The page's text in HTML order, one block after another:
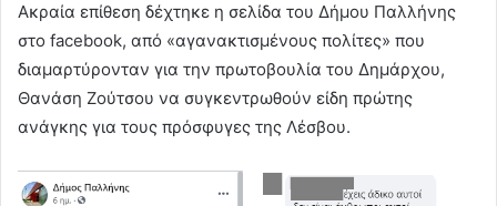
Ακραία επίθεση δέχτηκε η σελίδα του Δήμου Παλλήνης
στο facebook, από «αγανακτισμένους πολίτες» που
διαμαρτύρονταν για την πρωτοβουλία του Δημάρχου,
Θανάση Ζούτσου να συγκεντρωθούν είδη πρώτης
ανάγκης για τους πρόσφυγες της Λέσβου.